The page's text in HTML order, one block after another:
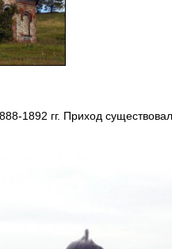
1892 гг. Приход существовал